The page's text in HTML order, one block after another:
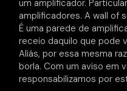
um amplificador.
amplificadores. A wall of
É uma parede de
receio daquilo que pode
Aliás, por essa mesma
borla. Com um aviso em
responsabilizamos por